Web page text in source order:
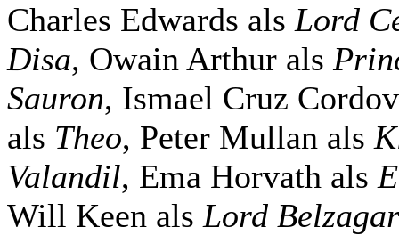
Charles Edwards als Lord
Disa, Owain Arthur als
Sauron, Ismael Cruz
als Theo, Peter Mullan als
Valandil, Ema Horvath als
Will Keen als Lord Belzagar